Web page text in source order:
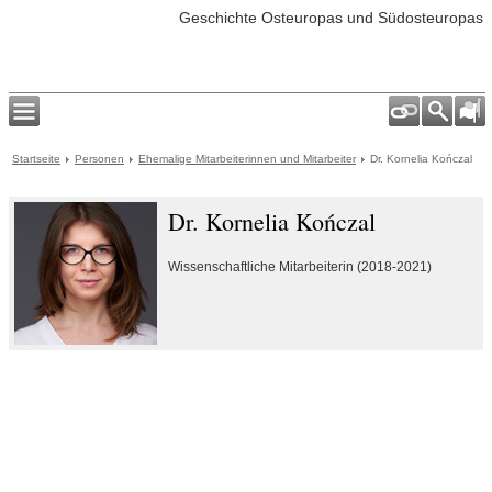
Geschichte Osteuropas und Südosteuropas
Startseite Personen Ehemalige Mitarbeiterinnen und Mitarbeiter Dr. Kornelia Kończal
Dr. Kornelia Kończal
Wissenschaftliche Mitarbeiterin (2018-2021)